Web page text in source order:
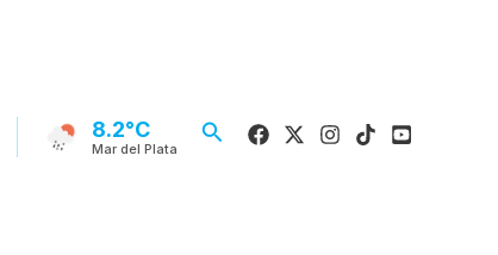
8.2°C
Mar del Plata
Buscar